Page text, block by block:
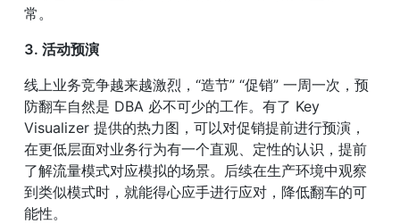
常。
3. 活动预演
线上业务竞争越来越激烈，“造节” “促销” 一周一次，预
防翻车自然是 DBA 必不可少的工作。有了 Key
Visualizer 提供的热力图，可以对促销提前进行预演，
在更低层面对业务行为有一个直观、定性的认识，提前
了解流量模式对应模拟的场景。后续在生产环境中观察
到类似模式时，就能得心应手进行应对，降低翻车的可
能性。